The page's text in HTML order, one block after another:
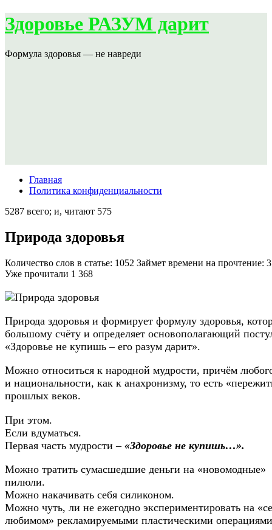
Здоровье РАЗУМ дарит
Формула здоровья — не навреди
Главная
Политика конфиденциальности
5287 всего; и, читают 575
Природа здоровья
Количество слов в статье: 1052 Займет времени на прочтение:
Уже прочитали 1 368
Природа здоровья и формирует формулу здоровья,
большому счёту и определяет основополагающий
«Здоровье не купишь – его разум дарит».
Можно относиться к народной мудрости, причём
и национальности, как к анахронизму, то есть
прошлых веков.
При этом.
Если вдуматься.
Первая часть мудрости – «Здоровье не купишь…».
Можно тратить сумасшедшие деньги на «новомодные»
пилюли.
Можно накачивать себя силиконом.
Можно чуть, ли не ежегодно экспериментировать на
любимом» рекламируемыми пластическими